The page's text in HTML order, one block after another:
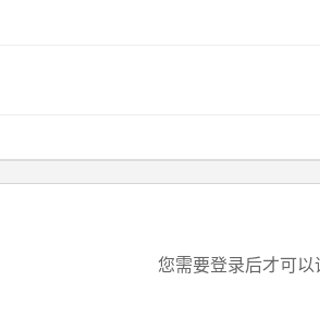
您需要登录后才可以